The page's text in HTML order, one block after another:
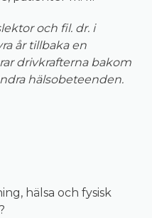
och fil. dr. i
år tillbaka en
drivkrafterna bakom
hälsobeteenden.
hälsa och fysisk